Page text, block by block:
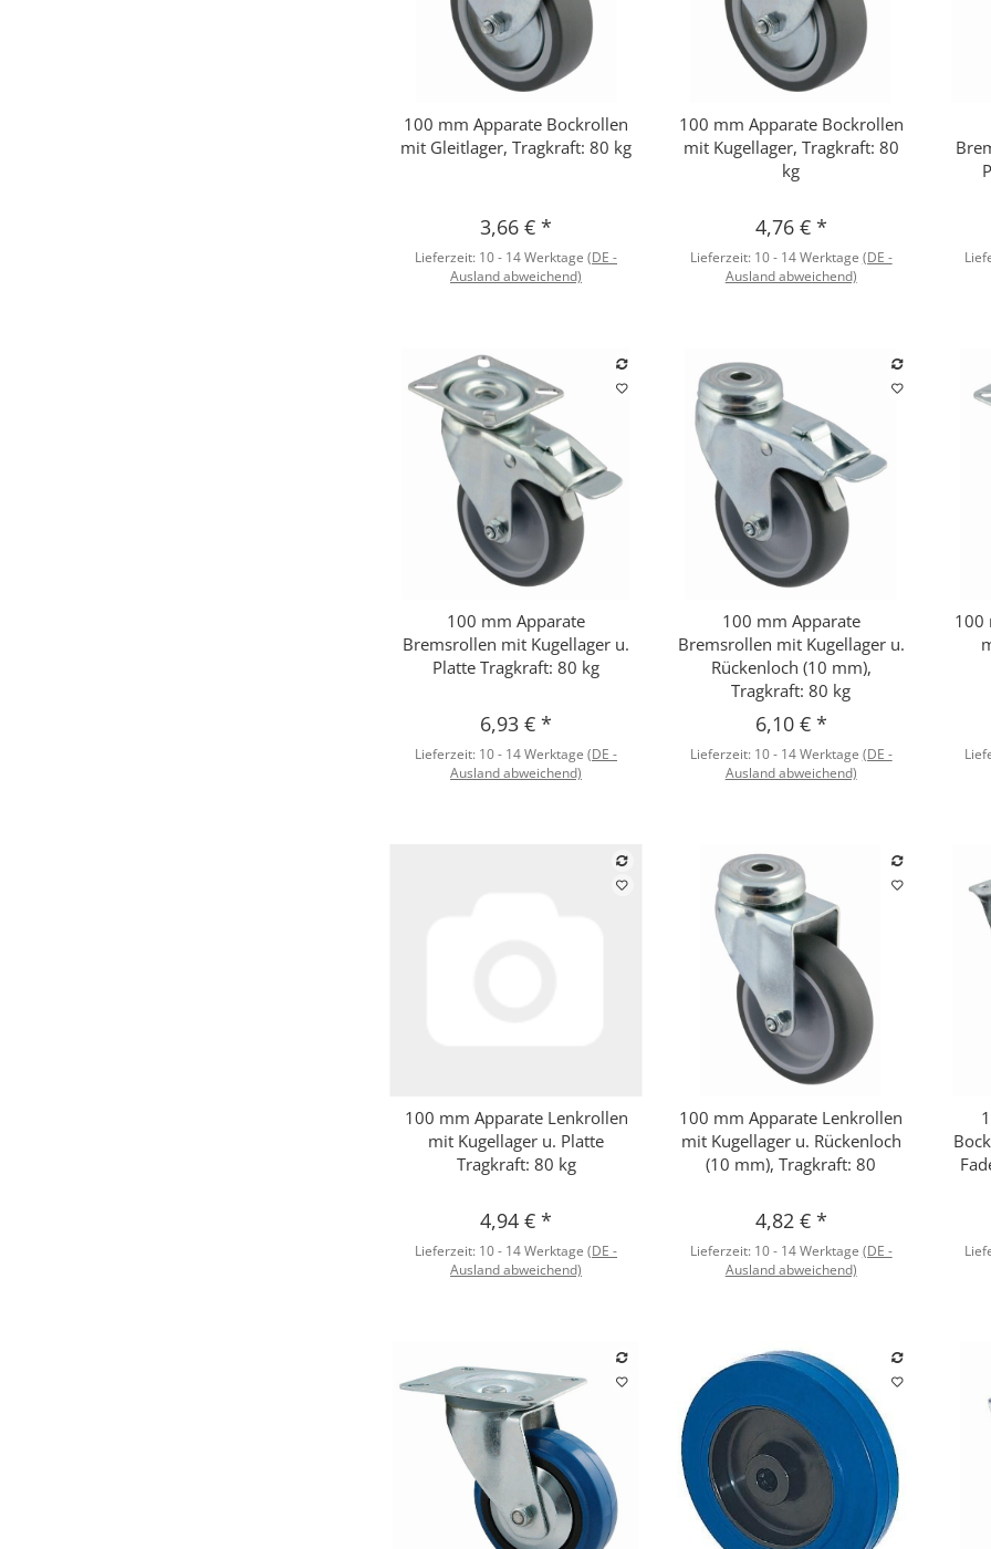
Schnellkauf
100 mm Apparate Bockrollen
mit Gleitlager, Tragkraft: 80 kg
3,66 €*
Lieferzeit: 10 - 14 Werktage(DE -
Ausland abweichend)
Schnellkauf
100 mm Apparate Bockrollen
mit Kugellager, Tragkraft: 80
kg
4,76 € *
Lieferzeit: 10 - 14 Werktage (DE -
Ausland abweichend)
Schnellkauf
100 mm Apparate
Bremsrollen mit Kugellager u.
Platte Tragkraft: 80 kg
6,93 €*
Lieferzeit: 10 - 14 Werktage(DE -
Ausland abweichend)
Schnellkauf
100 mm Apparate
Bremsrollen mit Kugellager u.
Rückenloch (10 mm),
Tragkraft: 80 kg
6,10 € *
Lieferzeit: 10 - 14 Werktage (DE -
Ausland abweichend)
100
Schnellkauf
100 mm Apparate Lenkrollen
mit Kugellager u. Platte
Tragkraft: 80 kg
4,94 €*
Lieferzeit: 10 - 14 Werktage(DE -
Ausland abweichend)
Schnellkauf
100 mm Apparate Lenkrollen
mit Kugellager u. Rückenloch
(10 mm), Tragkraft: 80
4,82 € *
Lieferzeit: 10 - 14 Werktage (DE -
Ausland abweichend)